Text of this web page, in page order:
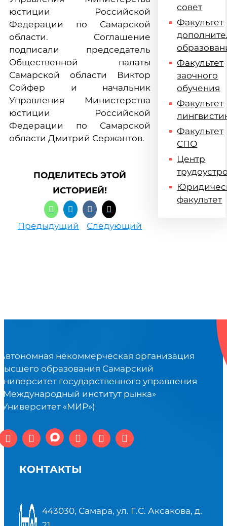
юстиции Российской
Федерации по Самарской
области. Соглашение
подписали председатель
Общественной палаты
Самарской области Виктор
Сойфер и начальник
Управления Министерства
юстиции Российской
Федерации по Самарской
области Дмитрий Сержантов.
ПОДЕЛИТЕСЬ ЭТОЙ
ИСТОРИЕЙ!
Предыдущий Следующий
совет
Факультет
Факультет
заочного
обучения
Факультет
Факультет
СПО
Центр
факультет
некоммерческая организация
образования Самарский
государственного управления
институт рынка»
«МИР»)
КОНТАКТЫ
443030, Самара, ул. Г.С. Аксакова, д.